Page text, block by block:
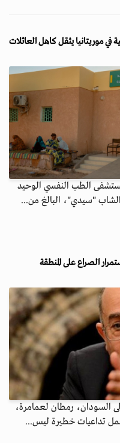
موريتانيا يثقل كاهل العائلات
صغيرة تحمل الرقم 13 في مستشفى الطب النفسي الوحيد
الشاب "سيدي"، البالغ من...
الصراع على المنطقة
السودان، رمطان لعمامرة،
تداعيات خطيرة ليس...